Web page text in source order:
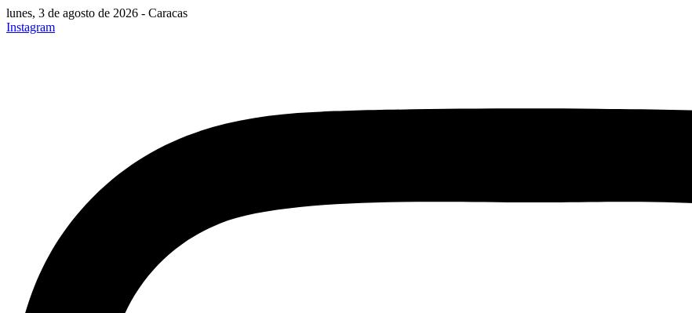
lunes, 3 de agosto de 2026 - Caracas
Instagram